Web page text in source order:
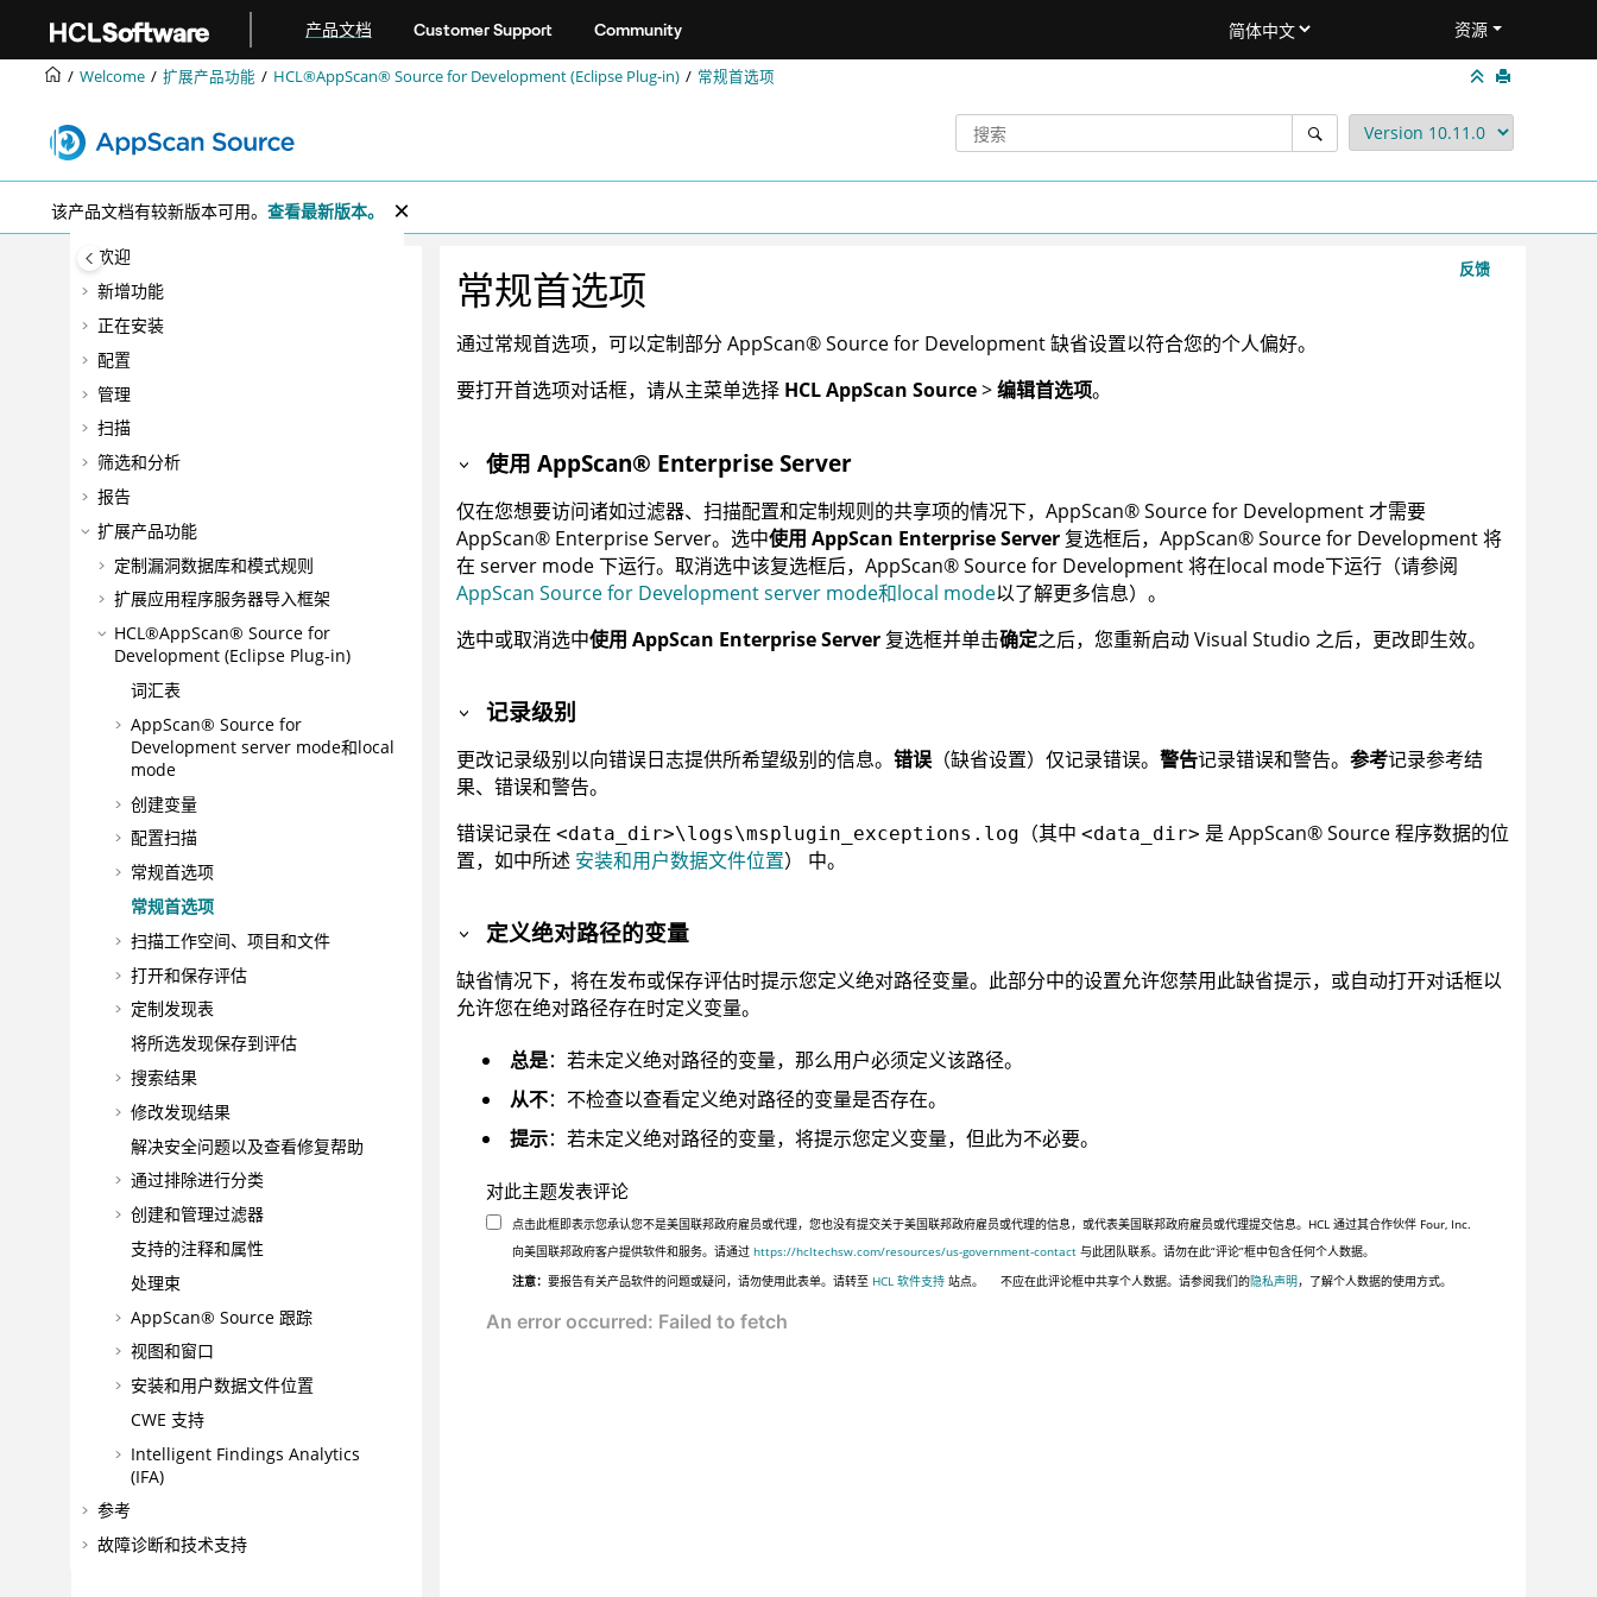
产品文档 Customer Support Community 资源
Welcome 扩展产品功能 HCL®AppScan® Source for Development (Eclipse Plug-in) 常规首选项
该产品文档有较新版本可用。 查看最新版本。
欢迎
新增功能
正在安装
配置
管理
扫描
筛选和分析
报告
扩展产品功能
定制漏洞数据库和模式规则
扩展应用程序服务器导入框架
HCL®AppScan® Source for
Development (Eclipse Plug-in)
词汇表
AppScan® Source for
Development server mode和local
mode
创建变量
配置扫描
常规首选项
常规首选项
扫描工作空间、项目和文件
打开和保存评估
定制发现表
将所选发现保存到评估
搜索结果
修改发现结果
解决安全问题以及查看修复帮助
通过排除进行分类
创建和管理过滤器
支持的注释和属性
处理束
AppScan® Source 跟踪
视图和窗口
安装和用户数据文件位置
CWE 支持
Intelligent Findings Analytics
(IFA)
参考
故障诊断和技术支持
反馈
常规首选项
通过常规首选项，可以定制部分 AppScan®Source for Development缺省设置以符合您的个人偏好。
要打开首选项对话框，请从主菜单选择 HCL AppScan Source>编辑首选项。
使用 AppScan® Enterprise Server
仅在您想要访问诸如过滤器、扫描配置和定制规则的共享项的情况下， AppScan®Source for Development才需要
AppScan®Enterprise Server。选中使用 AppScan Enterprise Server 复选框后， AppScan®Source for Development将
在 server mode下运行。取消选中该复选框后， AppScan®Source for Development将在local mode下运行（请参阅
AppScan Source for Development server mode和local mode以了解更多信息）。
选中或取消选中使用 AppScan Enterprise Server复选框并单击确定之后，您重新启动 Visual Studio 之后，更改即生效。
记录级别
更改记录级别以向错误日志提供所希望级别的信息。 错误（缺省设置）仅记录错误。 警告记录错误和警告。 参考记录参考结
果、错误和警告。
错误记录在 <data_dir>\logs\msplugin_exceptions.log （其中 <data_dir> 是 AppScan®Source程序数据的位
置，如中所述 安装和用户数据文件位置） 中。
定义绝对路径的变量
缺省情况下，将在发布或保存评估时提示您定义绝对路径变量。此部分中的设置允许您禁用此缺省提示，或自动打开对话框以
允许您在绝对路径存在时定义变量。
总是：若未定义绝对路径的变量，那么用户必须定义该路径。
从不：不检查以查看定义绝对路径的变量是否存在。
提示：若未定义绝对路径的变量，将提示您定义变量，但此为不必要。
对此主题发表评论
点击此框即表示您承认您不是美国联邦政府雇员或代理，您也没有提交关于美国联邦政府雇员或代理的信息，或代表美国联邦政府雇员或代理提交信息。HCL 通过其合作伙伴 Four, Inc.
向美国联邦政府客户提供软件和服务。请通过https://hcltechsw.com/resources/us-government-contact 与此团队联系。请勿在此“评论”框中包含任何个人数据。
注意：要报告有关产品软件的问题或疑问，请勿使用此表单。请转至 HCL 软件支持 站点。 不应在此评论框中共享个人数据。请参阅我们的隐私声明，了解个人数据的使用方式。